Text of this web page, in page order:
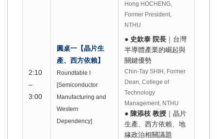
2:10
–
3:00
圓桌一【晶片生
產、西方依賴】
Roundtable I
[Semiconductor
Manufacturing and
Western
Dependency]
Hong HOCHENG,
Former President,
NTHU
● 史欽泰 院長 ｜台灣
半導體產業的崛起與
關鍵優勢
Chin-Tay SHIH, Former
Dean, College of
Technology
Management, NTHU
● 陳添枝 教授 ｜晶片
生產、西方依賴、地
緣政治相關議題